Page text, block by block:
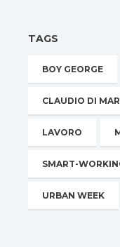
TAGS
BOY GEORGE
CLAUDIO DI
LAVORO
SMART-
URBAN WEEK